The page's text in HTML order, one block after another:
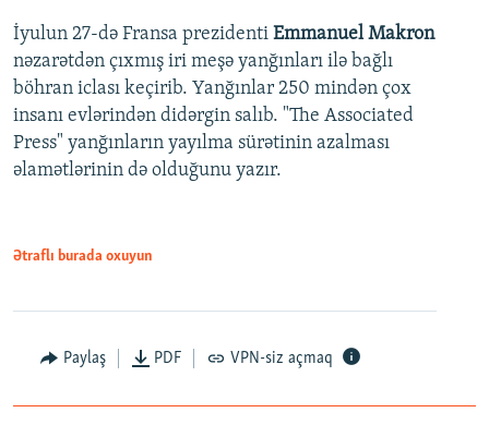
İyulun 27-də Fransa prezidenti Emmanuel Makron
nəzarətdən çıxmış iri meşə yanğınları ilə bağlı
böhran iclası keçirib. Yanğınlar 250 mindən çox
insanı evlərindən didərgin salıb. "The Associated
Press" yanğınların yayılma sürətinin azalması
əlamətlərinin də olduğunu yazır.
Ətraflı burada oxuyun
Paylaş PDF VPN-siz açmaq